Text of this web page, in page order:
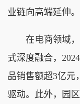
业链向高端延伸。
在电商领域，
式深度融合，
品销售额超3亿元
驱动。此外，园